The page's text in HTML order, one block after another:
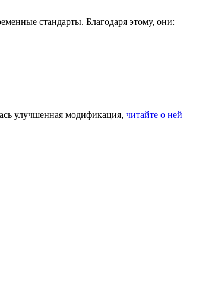
стандарты. Благодаря этому, они:
улучшенная модификация, читайте о ней